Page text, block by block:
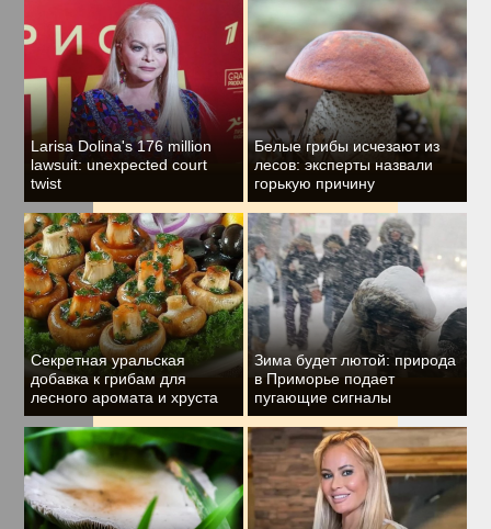
Larisa Dolina's 176 million
lawsuit: unexpected court
twist
Белые грибы исчезают из
лесов: эксперты назвали
горькую причину
Секретная уральская
добавка к грибам для
лесного аромата и хруста
Зима будет лютой: природа
в Приморье подает
пугающие сигналы